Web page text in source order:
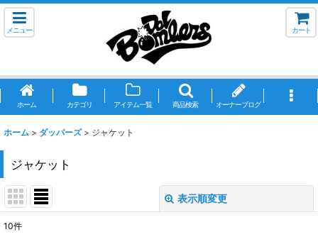
メニュー カート
ホーム カテゴリ アイテム一覧 商品検索 オーナーブログ
ホーム > ダッパーズ > ジャケット
ジャケット
表示順変更
10件